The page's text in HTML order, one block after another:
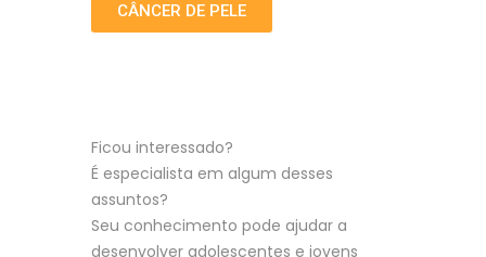
CÂNCER DE PELE
Ficou interessado?
É especialista em algum desses
assuntos?
Seu conhecimento pode ajudar a
desenvolver adolescentes e jovens